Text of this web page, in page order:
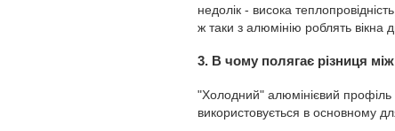
недолік - висока
ж таки з алюмінію роблять вікна
3. В чому полягає різниця
"Холодний" алюмінієвий
використовується в основному